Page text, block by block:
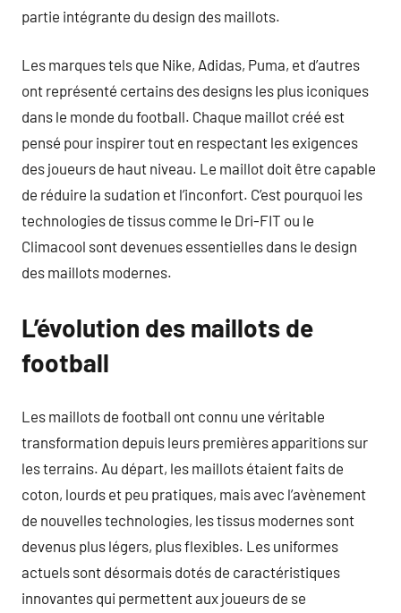
partie intégrante du design des maillots.
Les marques tels que Nike, Adidas, Puma, et d’autres
ont représenté certains des designs les plus iconiques
dans le monde du football. Chaque maillot créé est
pensé pour inspirer tout en respectant les exigences
des joueurs de haut niveau. Le maillot doit être capable
de réduire la sudation et l’inconfort. C’est pourquoi les
technologies de tissus comme le Dri-FIT ou le
Climacool sont devenues essentielles dans le design
des maillots modernes.
L’évolution des maillots de
football
Les maillots de football ont connu une véritable
transformation depuis leurs premières apparitions sur
les terrains. Au départ, les maillots étaient faits de
coton, lourds et peu pratiques, mais avec l’avènement
de nouvelles technologies, les tissus modernes sont
devenus plus légers, plus flexibles. Les uniformes
actuels sont désormais dotés de caractéristiques
innovantes qui permettent aux joueurs de se